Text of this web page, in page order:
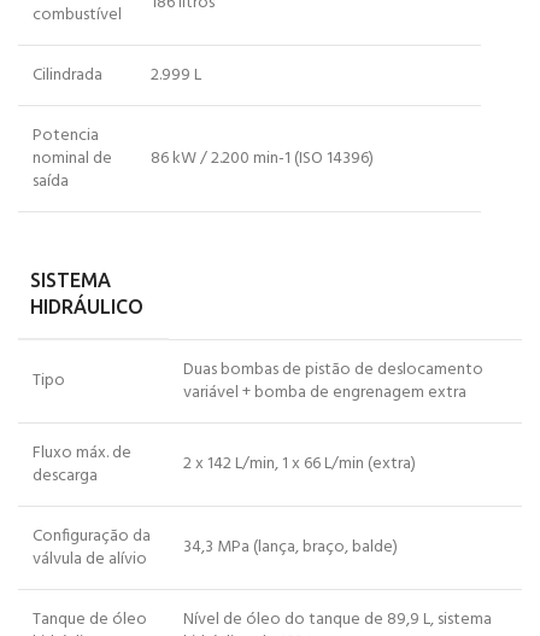
combustível
Cilindrada 2.999 L
Potencia
nominal de
saída
86 kW / 2.200 min-1 (ISO 14396)
SISTEMA
HIDRÁULICO
Tipo
Duas bombas de pistão de deslocamento
variável + bomba de engrenagem extra
Fluxo máx. de
descarga
2 x 142 L/min, 1 x 66 L/min (extra)
Configuração da
válvula de alívio
34,3 MPa (lança, braço, balde)
Tanque de óleo
Nível de óleo do tanque de 89,9 L, sistema